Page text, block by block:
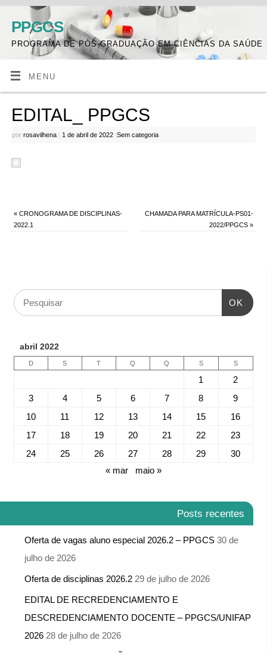
PPGCS
PROGRAMA DE PÓS-GRADUAÇÃO EM CIÊNCIAS DA SAÚDE
MENU
EDITAL_ PPGCS
por rosavilhena | 1 de abril de 2022 |Sem categoria
«CRONOGRAMA DE DISCIPLINAS-
2022.1
CHAMADA PARA MATRÍCULA-PS01-
2022/PPGCS»
OK
abril 2022
D S T Q Q S S
1
2
3
4 5 6 7 8
9
10
11 12 13 14 15
16
17
18 19 20 21 22
23
24
25 26 27 28 29
30
« mar
maio »
Posts recentes
Oferta de vagas aluno especial 2026.2 – PPGCS 30 de
julho de 2026
Oferta de disciplinas 2026.2 29 de julho de 2026
EDITAL DE RECREDENCIAMENTO E
DESCREDENCIAMENTO DOCENTE – PPGCS/UNIFAP
2026 28 de julho de 2026